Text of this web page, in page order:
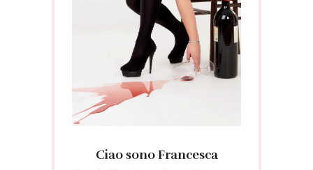
Ciao sono Francesca